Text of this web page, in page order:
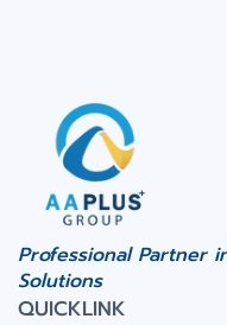
Professional Partner
Solutions
QUICKLINK